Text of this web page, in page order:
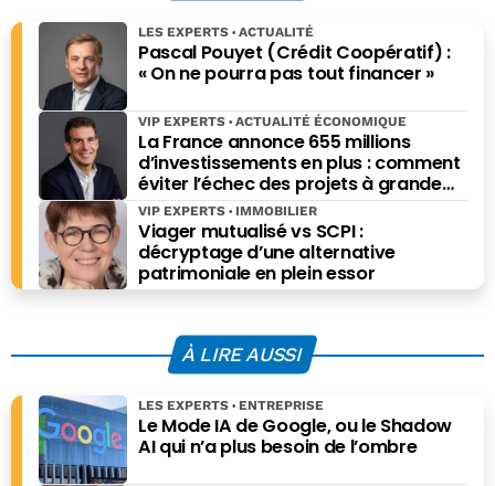
Pascal Pouyet (Crédit Coopératif) :
« On ne pourra pas tout financer »
LES EXPERTS ACTUALITÉ
La France annonce 655 millions
d’investissements en plus : comment
éviter l’échec des projets à grande
échelle ?
VIP EXPERTS ACTUALITÉ ÉCONOMIQUE
Viager mutualisé vs SCPI :
décryptage d’une alternative
patrimoniale en plein essor
VIP EXPERTS IMMOBILIER
À LIRE AUSSI
Le Mode IA de Google, ou le Shadow
AI qui n’a plus besoin de l’ombre
LES EXPERTS ENTREPRISE